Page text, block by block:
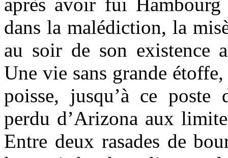
après avoir fui
dans la malédiction, la
au soir de son existence
Une vie sans grande
poisse, jusqu’à ce
perdu d’Arizona aux
Entre deux rasades de